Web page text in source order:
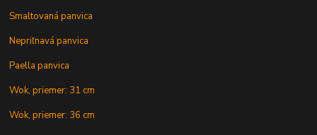
Smaltovaná panvica
Nepriľnavá panvica
Paella panvica
Wok, priemer: 31 cm
Wok, priemer: 36 cm